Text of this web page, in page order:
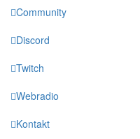
Community
Discord
Twitch
Webradio
Kontakt